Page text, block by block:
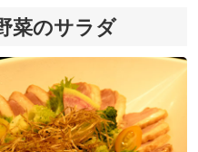
菜のサラダ